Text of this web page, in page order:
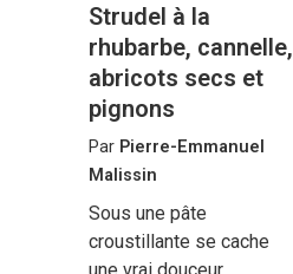
Strudel à la
rhubarbe, cannelle,
abricots secs et
pignons
Par Pierre-Emmanuel
Malissin
Sous une pâte
croustillante se cache